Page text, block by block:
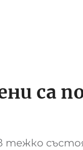
са
тежко